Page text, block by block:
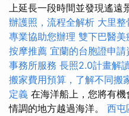
上延長一段時間並發現遙遠
辦護照，流程全解析 大里整
專業協助您辦理 雙下巴醫美
按摩推薦 宜蘭的台胞證申
事務所服務 長照2.0計畫解
搬家費用預算，了解不同搬
定義 在海洋船上，您將有
情調的地方越過海洋。 西屯